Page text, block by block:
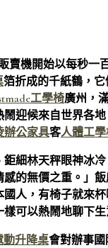
機開始以每秒一
箔折成的千紙鶴，
工學椅廣州，
迎候來自世界各
辦公家具客人體工
細林天秤眼神冰冷
的無價之重。」
人，有椅子就來
可以熱鬧地聊下生
動升降桌會對辦事